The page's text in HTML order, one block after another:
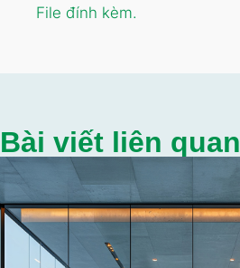
File đính kèm.
Bài viết liên quan